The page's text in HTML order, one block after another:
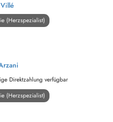
(Herzspezialist)
Direktzahlung verfügbar
(Herzspezialist)